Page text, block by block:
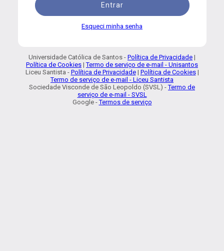
Entrar
Esqueci minha senha
Universidade Católica de Santos - Política de Privacidade |
Política de Cookies |Termo de serviço de e-mail - Unisantos
Liceu Santista - Política de Privacidade| Política de Cookies|
Termo de serviço de e-mail - Liceu Santista
Sociedade Visconde de São Leopoldo (SVSL) -Termo de
serviço de e-mail - SVSL
Google -Termos de serviço